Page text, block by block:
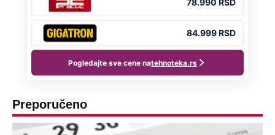
Preporučeno